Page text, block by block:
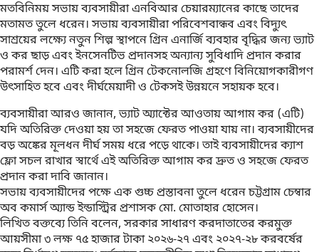
মতবিনিময় সভায় ব্যবসায়ীরা এনবিআর চেয়ারম্যানের কাছে তাদের
মতামত তুলে ধরেন। সভায় ব্যবসায়ীরা পরিবেশবান্ধব এবং বিদ্যুৎ
সাশ্রয়ের লক্ষ্যে নতুন শিল্প স্থাপনে গ্রিন এনার্জি ব্যবহার বৃদ্ধির জন্য ভ্যাট
ও কর ছাড় এবং ইনসেনটিভ প্রদানসহ অন্যান্য সুবিধাদি প্রদান করার
পরামর্শ দেন। এটি করা হলে গ্রিন টেকনোলজি গ্রহণে বিনিয়োগকারীগণ
উৎসাহিত হবে এবং দীর্ঘমেয়াদী ও টেকসই উন্নয়নে সহায়ক হবে।
ব্যবসায়ীরা আরও জানান, ভ্যাট অ্যাক্টের আওতায় আগাম কর (এটি)
যদি অতিরিক্ত দেওয়া হয় তা সহজে ফেরত পাওয়া যায় না। ব্যবসায়ীদের
বড় অঙ্কের মূলধন দীর্ঘ সময় ধরে পড়ে থাকে। তাই ব্যবসায়ীদের ক্যাশ
ফ্লো সচল রাখার স্বার্থে এই অতিরিক্ত আগাম কর দ্রুত ও সহজে ফেরত
প্রদান করা দাবি জানান।
সভায় ব্যবসায়ীদের পক্ষে এক গুচ্চ প্রস্তাবনা তুলে ধরেন চট্টগ্রাম চেম্বার
অব কমার্স অ্যান্ড ইন্ডাস্ট্রির প্রশাসক মো. মোতাহার হোসেন।
লিখিত বক্তব্যে তিনি বলেন, সরকার সাধারণ করদাতাতের করমুক্ত
আয়সীমা ৩ লক্ষ ৭৫ হাজার টাকা ২০২৬-২৭ এবং ২০২৭-২৮ করবর্ষের